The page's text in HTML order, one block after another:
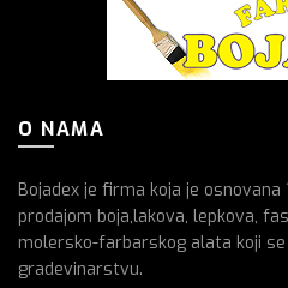
O NAMA
Bojadex je firma koja je osnovana
prodajom boja,lakova, lepkova,
molersko-farbarskog alata koji
gradevinarstvu.